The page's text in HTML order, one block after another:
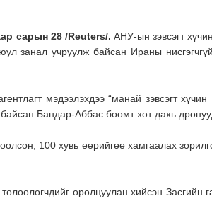
сарын 28/Reuters/. АНУ-ын зэвсэгт
занал учруулж байсан Ираны
мэдээлэхдээ “манай зэвсэгт
Бандар-Аббас боомт хот дахь
100 хувь өөрийгөө хамгаалах
төлөөлөгчдийг оролцуулан хийсэн